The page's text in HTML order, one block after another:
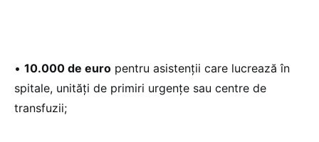
• 10.000 de euro pentru asistenții care lucrează în
spitale, unități de primiri urgențe sau centre de
transfuzii;